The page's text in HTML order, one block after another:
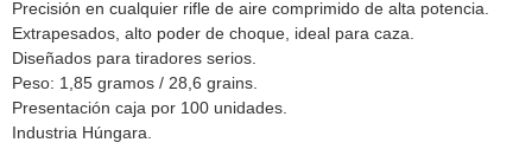
Precisión en cualquier rifle de aire comprimido de alta potencia.
Extrapesados, alto poder de choque, ideal para caza.
Diseñados para tiradores serios.
Peso: 1,85 gramos / 28,6 grains.
Presentación caja por 100 unidades.
Industria Húngara.